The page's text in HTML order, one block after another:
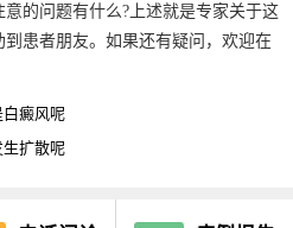
的问题有什么?上述就是专家关于这
患者朋友。如果还有疑问，欢迎在
癜风呢
扩散呢